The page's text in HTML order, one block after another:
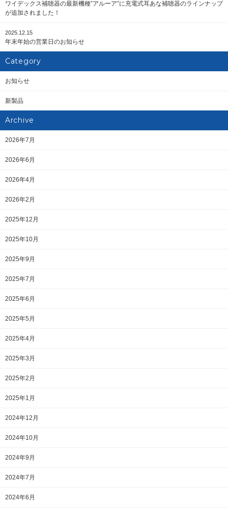
ワイデックス補聴器の最新機種”アルーア”に充電式耳あな補聴器のラインナップ
が追加されました！
2025.12.15
年末年始の営業日のお知らせ
Category
お知らせ
新製品
Archive
2026年7月
2026年6月
2026年4月
2026年2月
2025年12月
2025年10月
2025年9月
2025年7月
2025年6月
2025年5月
2025年4月
2025年3月
2025年2月
2025年1月
2024年12月
2024年10月
2024年9月
2024年7月
2024年6月